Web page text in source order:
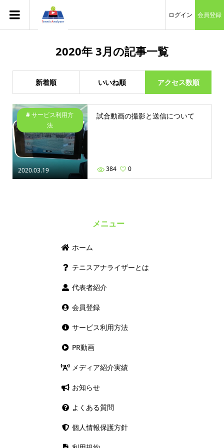
ログイン 会員登録
2020年 3月の記事一覧
新着順 いいね順 アクセス数順
2020.03.19
サービス利用方
法
試合動画の撮影と送信について
384 0
メニュー
ホーム
テニスアナライザーとは
代表者紹介
会員登録
サービス利用方法
PR動画
メディア紹介実績
お知らせ
よくある質問
個人情報保護方針